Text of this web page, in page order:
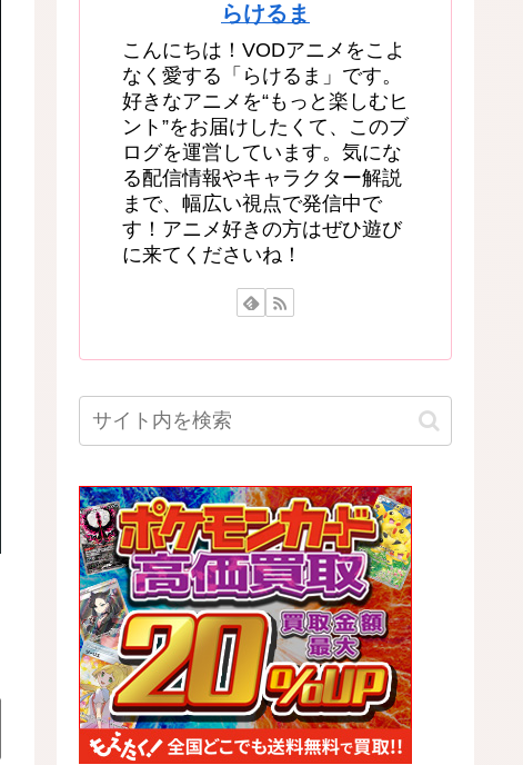
らけるま
こんにちは！VODアニメをこよ
なく愛する「らけるま」です。
好きなアニメを“もっと楽しむヒ
ント”をお届けしたくて、このブ
ログを運営しています。気にな
る配信情報やキャラクター解説
まで、幅広い視点で発信中で
す！アニメ好きの方はぜひ遊び
に来てくださいね！